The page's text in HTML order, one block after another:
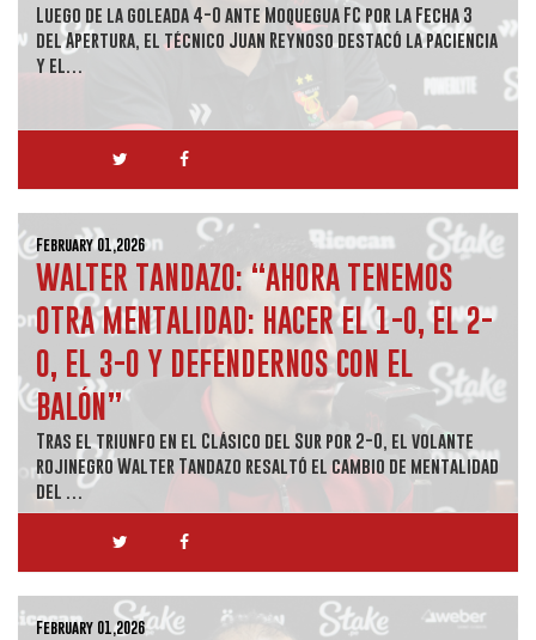
Luego de la goleada 4-0 ante Moquegua FC por la Fecha 3
del Apertura, el técnico Juan Reynoso destacó la paciencia
y el…
February 01,2026
WALTER TANDAZO: “AHORA TENEMOS
OTRA MENTALIDAD: HACER EL 1-0, EL 2-
0, EL 3-0 Y DEFENDERNOS CON EL
BALÓN”
Tras el triunfo en el Clásico del Sur por 2-0, el volante
rojinegro Walter Tandazo resaltó el cambio de mentalidad
del …
February 01,2026